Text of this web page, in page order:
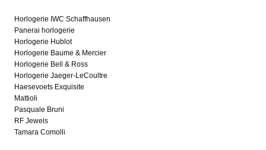
Horlogerie IWC Schaffhausen
Panerai horlogerie
Horlogerie Hublot
Horlogerie Baume & Mercier
Horlogerie Bell & Ross
Horlogerie Jaeger-LeCoultre
Haesevoets Exquisite
Mattioli
Pasquale Bruni
RF Jewels
Tamara Comolli